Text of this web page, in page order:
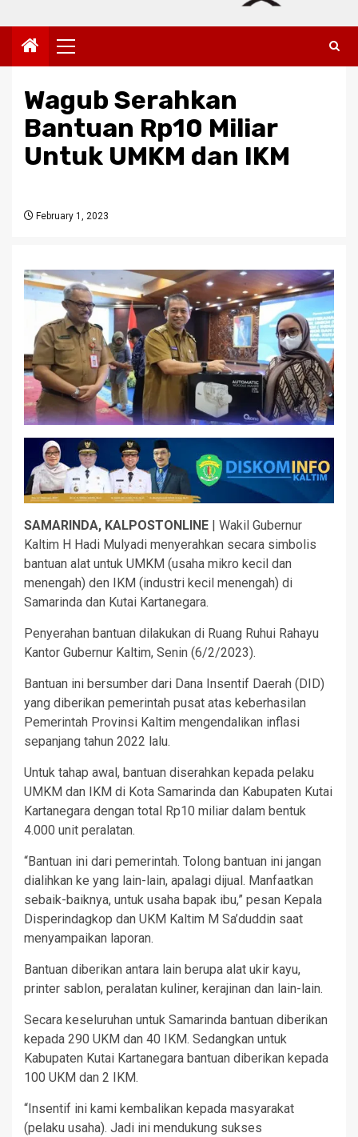
Primary
Menu
Wagub Serahkan
Bantuan Rp10 Miliar
Untuk UMKM dan IKM
February 1, 2023
SAMARINDA, KALPOSTONLINE | Wakil Gubernur
Kaltim H Hadi Mulyadi menyerahkan secara simbolis
bantuan alat untuk UMKM (usaha mikro kecil dan
menengah) den IKM (industri kecil menengah) di
Samarinda dan Kutai Kartanegara.
Penyerahan bantuan dilakukan di Ruang Ruhui Rahayu
Kantor Gubernur Kaltim, Senin (6/2/2023).
Bantuan ini bersumber dari Dana Insentif Daerah (DID)
yang diberikan pemerintah pusat atas keberhasilan
Pemerintah Provinsi Kaltim mengendalikan inflasi
sepanjang tahun 2022 lalu.
Untuk tahap awal, bantuan diserahkan kepada pelaku
UMKM dan IKM di Kota Samarinda dan Kabupaten Kutai
Kartanegara dengan total Rp10 miliar dalam bentuk
4.000 unit peralatan.
“Bantuan ini dari pemerintah. Tolong bantuan ini jangan
dialihkan ke yang lain-lain, apalagi dijual. Manfaatkan
sebaik-baiknya, untuk usaha bapak ibu,” pesan Kepala
Disperindagkop dan UKM Kaltim M Sa’duddin saat
menyampaikan laporan.
Bantuan diberikan antara lain berupa alat ukir kayu,
printer sablon, peralatan kuliner, kerajinan dan lain-lain.
Secara keseluruhan untuk Samarinda bantuan diberikan
kepada 290 UKM dan 40 IKM. Sedangkan untuk
Kabupaten Kutai Kartanegara bantuan diberikan kepada
100 UKM dan 2 IKM.
“Insentif ini kami kembalikan kepada masyarakat
(pelaku usaha). Jadi ini mendukung sukses